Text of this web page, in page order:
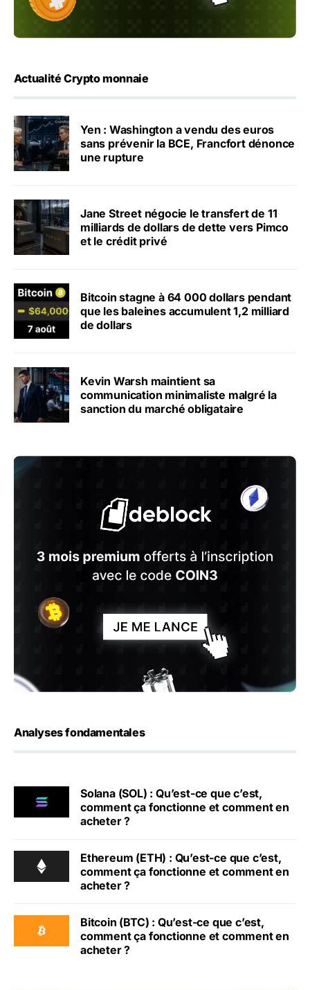
Actualité Crypto monnaie
Yen : Washington a vendu des euros
sans prévenir la BCE, Francfort dénonce
une rupture
Jane Street négocie le transfert de 11
milliards de dollars de dette vers Pimco
et le crédit privé
Bitcoin stagne à 64 000 dollars pendant
que les baleines accumulent 1,2 milliard
de dollars
Kevin Warsh maintient sa
communication minimaliste malgré la
sanction du marché obligataire
Analyses fondamentales
Solana (SOL) : Qu’est-ce que c’est,
comment ça fonctionne et comment en
acheter ?
Ethereum (ETH) : Qu’est-ce que c’est,
comment ça fonctionne et comment en
acheter ?
Bitcoin (BTC) : Qu’est-ce que c’est,
comment ça fonctionne et comment en
acheter ?